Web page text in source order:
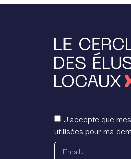
J’accepte que
utilisées pour ma